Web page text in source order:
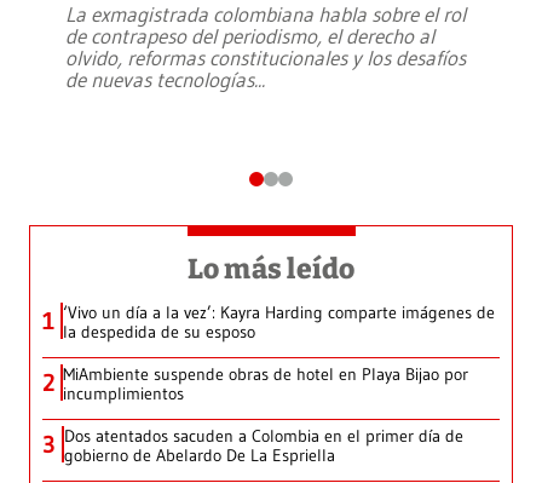
La exmagistrada colombiana habla sobre el rol
de contrapeso del periodismo, el derecho al
olvido, reformas constitucionales y los desafíos
de nuevas tecnologías...
Lo más leído
1 ‘Vivo un día a la vez’: Kayra Harding comparte imágenes de
la despedida de su esposo
2 MiAmbiente suspende obras de hotel en Playa Bijao por
incumplimientos
3 Dos atentados sacuden a Colombia en el primer día de
gobierno de Abelardo De La Espriella